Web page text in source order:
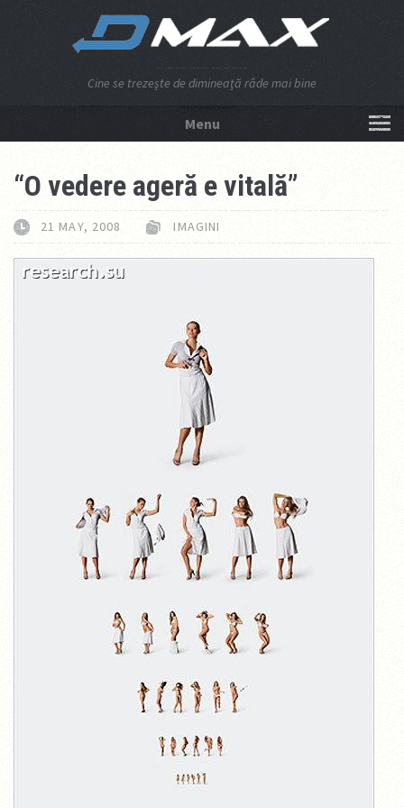
Cine se trezeşte de dimineaţă râde mai bine
Menu
“O vedere ageră e vitală”
21 MAY, 2008 IMAGINI